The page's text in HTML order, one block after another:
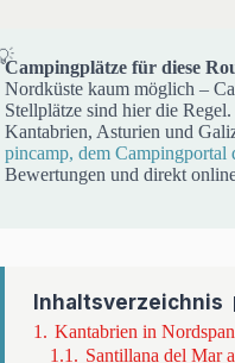
Campingplätze für diese
Nordküste kaum möglich –
Stellplätze sind hier die
Kantabrien, Asturien und
pincamp, dem Campingportal
Bewertungen und direkt
Inhaltsverzeichnis
1. Kantabrien in
1.1. Santillana del Mar